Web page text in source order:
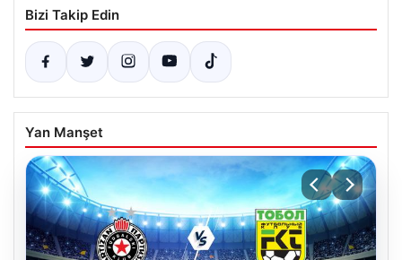
Bizi Takip Edin
Yan Manşet